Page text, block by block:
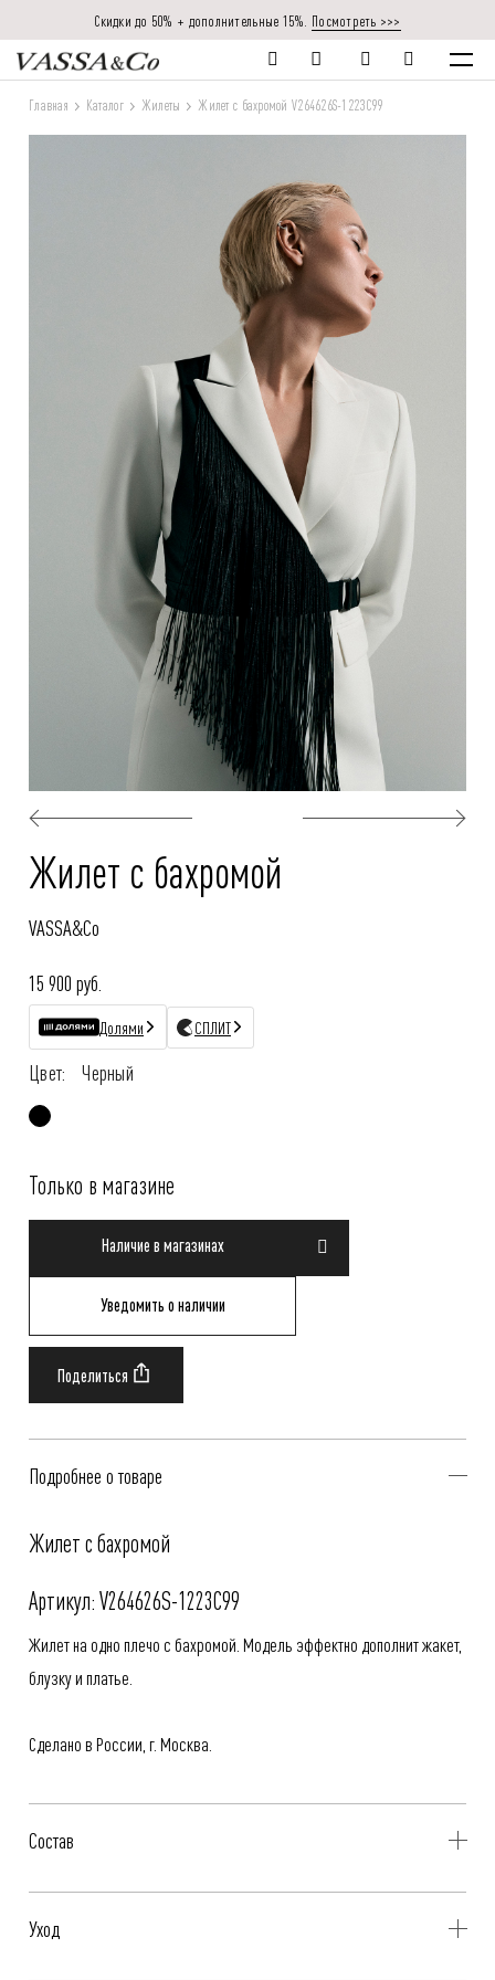
Скидки до 50% + дополнительные 15%. Посмотреть >>>
Главная Каталог Жилеты Жилет с бахромой V264626S-1223C99
Жилет с бахромой
VASSA&Co
15 900 руб.
Долями СПЛИТ
Цвет: Черный
Только в магазине
Наличие в магазинах
Уведомить о наличии
Подробнее о товаре
Жилет с бахромой
Артикул: V264626S-1223C99
Жилет на одно плечо с бахромой. Модель эффектно дополнит жакет,
блузку и платье.
Сделано в России, г. Москва.
Состав
Уход